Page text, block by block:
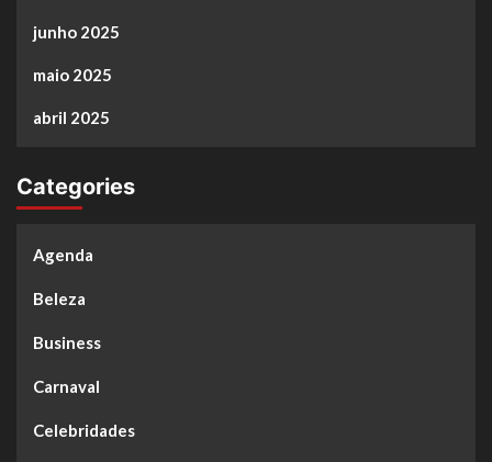
junho 2025
maio 2025
abril 2025
Categories
Agenda
Beleza
Business
Carnaval
Celebridades